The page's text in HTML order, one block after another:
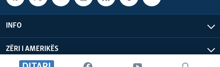
INFO
ZËRI I AMERIKËS